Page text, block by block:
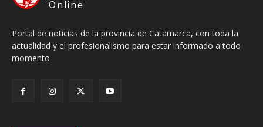
Online
Portal de noticias de la provincia de Catamarca, con toda la
actualidad y el profesionalismo para estar informado a todo
momento